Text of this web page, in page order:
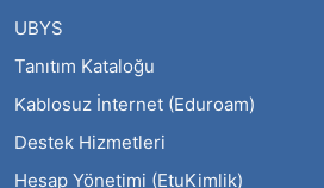
UBYS
Tanıtım Kataloğu
Kablosuz İnternet (Eduroam)
Destek Hizmetleri
Hesap Yönetimi (EtuKimlik)